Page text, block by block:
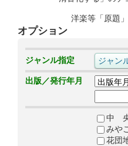
洋楽等「原題
オプション
ジャンル指定
出版／発行年月
中
みや
花団